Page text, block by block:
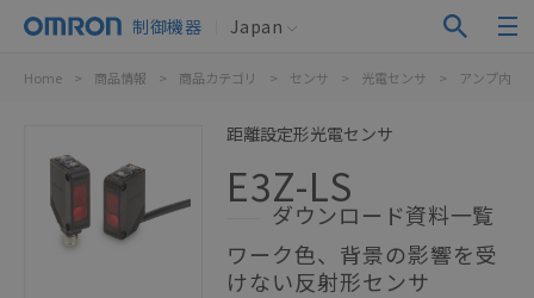
制御機器 Japan
Home > 商品情報 > 商品カテゴリ > センサ > 光電センサ > アンプ内蔵
距離設定形光電センサ
E3Z-LS
ダウンロード資料一覧
ワーク色、背景の影響を受
けない反射形センサ